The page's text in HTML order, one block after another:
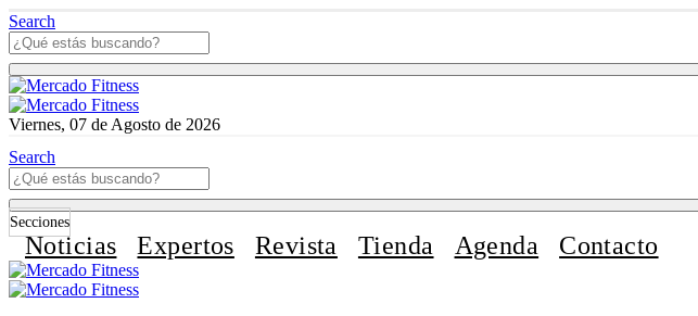
Search
Viernes, 07 de Agosto de 2026
Search
Secciones
Noticias Expertos Revista Tienda Agenda Contacto